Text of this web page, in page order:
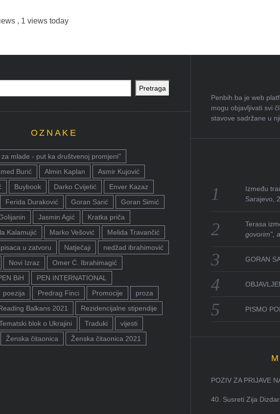
, 1 views today
Pretraga
OZNAKE
mlade - put ka društvenoj promjeni"
Burić Almin Kaplan
Asmir Kujović
Buybook Darko Cvijetić
Enver Kazaz
Ferida Duraković Goran Sarić
Goran Simić
Jasmin Agić
Kratka priča
Kalamujić Marko Vešović
Melida Travančić
u zatvoru
Natječaji
nedžad ibrahimović
Novi Izraz
Omer Ć. Ibrahimagić
BiH
PEN INTERNATIONAL
poezija Predrag Finci Promocije
proza
Balkans 2021
Rezidencijalne stipendije
blok o Ukrajini Traduki
vijesti
Ženska čitaonica Ženska čitaonica 2021
Penbih.ba je web
mogu objavljivati svi
stavove sadržane u
Između
Sarajevo,
Terasa
govorim”,
GORAN
PISMO
POZIV ZA PRIJAVE
40. Susreti Zija